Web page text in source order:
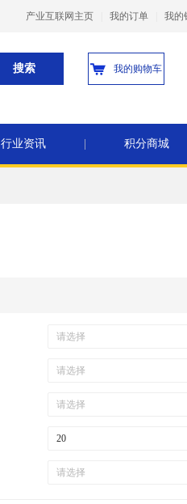
产业互联网主页 我的订单 我的
搜索 我的购物车
行业资讯 积分商城